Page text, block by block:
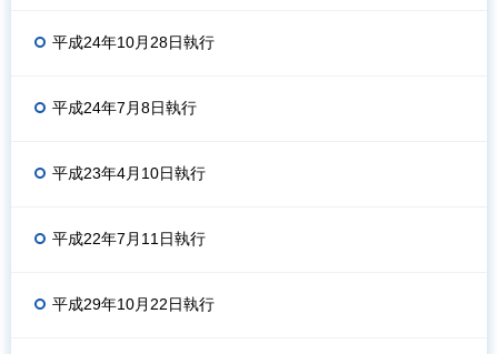
平成24年10月28日執行
平成24年7月8日執行
平成23年4月10日執行
平成22年7月11日執行
平成29年10月22日執行